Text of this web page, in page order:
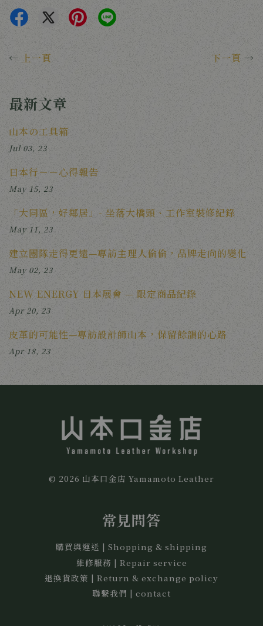
← 上一頁 下一頁 →
最新文章
山本の工具箱
Jul 03, 23
日本行－－心得報告
May 15, 23
「大同區，好鄰居」- 坐落大橋頭、工作室裝修紀錄
May 11, 23
建立團隊走得更遠—專訪主理人倫倫，品牌走向的變化
May 02, 23
NEW ENERGY 日本展會 — 限定商品紀錄
Apr 20, 23
皮革的可能性—專訪設計師山本，保留餘韻的心路
Apr 18, 23
© 2026 山本口金店 Yamamoto Leather
常見問答
購買與運送 | Shopping & shipping
維修服務 | Repair service
退換貨政策 | Return & exchange policy
聯繫我們 | contact